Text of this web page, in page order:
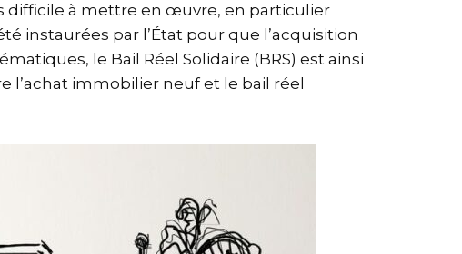
difficile à mettre en œuvre, en particulier
instaurées par l’État pour que l’acquisition
le Bail Réel Solidaire (BRS) est ainsi
l’achat immobilier neuf et le bail réel